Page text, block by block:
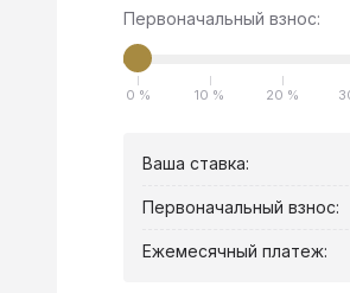
Первоначальный взнос:
0 % 10 % 20 %
Ваша ставка:
Первоначальный взнос:
Ежемесячный платеж: